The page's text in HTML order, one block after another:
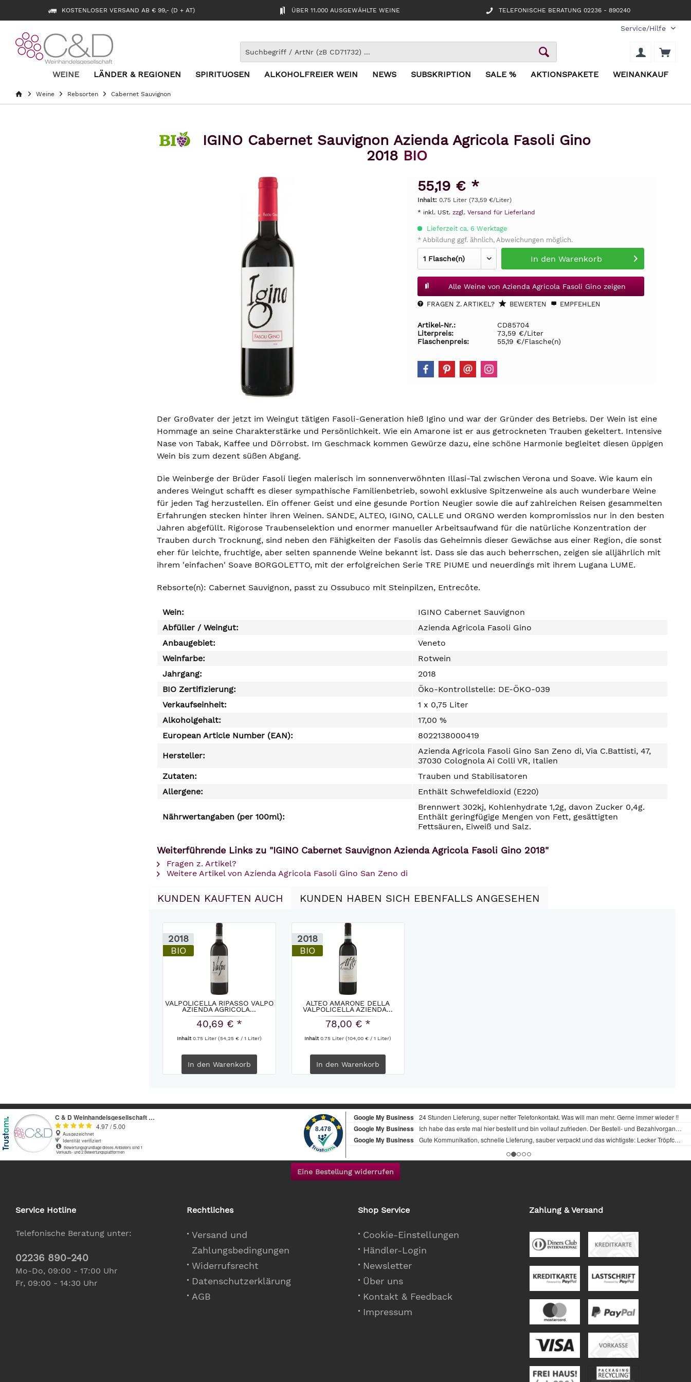
KOSTENLOSER VERSAND AB € 99,- (D + AT) ÜBER 11.000 AUSGEWÄHLTE WEINE TELEFONISCHE BERATUNG 02236 - 890240
Service/Hilfe
WEINE LÄNDER & REGIONEN SPIRITUOSEN ALKOHOLFREIER WEIN NEWS SUBSKRIPTION SALE % AKTIONSPAKETE WEINANKAUF
Weine Rebsorten Cabernet Sauvignon
IGINO Cabernet Sauvignon Azienda Agricola Fasoli Gino
2018 BIO
55,19 € *
Inhalt: 0.75 Liter (73,59 €/Liter)
* inkl. USt. zzgl. Versand für Lieferland
Lieferzeit ca. 6 Werktage
* Abbildung ggf. ähnlich, Abweichungen möglich.
In den Warenkorb
Alle Weine von Azienda Agricola Fasoli Gino zeigen
FRAGEN Z. ARTIKEL? BEWERTEN EMPFEHLEN
Artikel-Nr.:
CD85704
Literpreis:
73,59 €/Liter
Flaschenpreis:
55,19 €/Flasche(n)
Der Großvater der jetzt im Weingut tätigen Fasoli-Generation hieß Igino und war der Gründer des Betriebs. Der Wein ist eine
Hommage an seine Charakterstärke und Persönlichkeit. Wie ein Amarone ist er aus getrockneten Trauben gekeltert. Intensive
Nase von Tabak, Kaffee und Dörrobst. Im Geschmack kommen Gewürze dazu, eine schöne Harmonie begleitet diesen üppigen
Wein bis zum dezent süßen Abgang.
Die Weinberge der Brüder Fasoli liegen malerisch im sonnenverwöhnten Illasi-Tal zwischen Verona und Soave. Wie kaum ein
anderes Weingut schafft es dieser sympathische Familienbetrieb, sowohl exklusive Spitzenweine als auch wunderbare Weine
für jeden Tag herzustellen. Ein offener Geist und eine gesunde Portion Neugier sowie die auf zahlreichen Reisen gesammelten
Erfahrungen stecken hinter ihren Weinen. SANDE, ALTEO, IGINO, CALLE und ORGNO werden kompromisslos nur in den besten
Jahren abgefüllt. Rigorose Traubenselektion und enormer manueller Arbeitsaufwand für die natürliche Konzentration der
Trauben durch Trocknung, sind neben den Fähigkeiten der Fasolis das Geheimnis dieser Gewächse aus einer Region, die sonst
eher für leichte, fruchtige, aber selten spannende Weine bekannt ist. Dass sie das auch beherrschen, zeigen sie alljährlich mit
ihrem 'einfachen' Soave BORGOLETTO, mit der erfolgreichen Serie TRE PIUME und neuerdings mit ihrem Lugana LUME.
Rebsorte(n): Cabernet Sauvignon, passt zu Ossubuco mit Steinpilzen, Entrecôte.
Wein:
IGINO Cabernet Sauvignon
Abfüller / Weingut:
Azienda Agricola Fasoli Gino
Anbaugebiet:
Veneto
Weinfarbe:
Rotwein
Jahrgang:
2018
BIO Zertifizierung:
Öko-Kontrollstelle: DE-ÖKO-039
Verkaufseinheit:
1 x 0,75 Liter
Alkoholgehalt:
17,00 %
European Article Number (EAN):
8022138000419
Hersteller:
Azienda Agricola Fasoli Gino San Zeno di, Via C.Battisti, 47,
37030 Colognola Ai Colli VR, Italien
Zutaten:
Trauben und Stabilisatoren
Allergene:
Enthält Schwefeldioxid (E220)
Nährwertangaben (per 100ml):
Brennwert 302kj, Kohlenhydrate 1,2g, davon Zucker 0,4g.
Enthält geringfügige Mengen von Fett, gesättigten
Fettsäuren, Eiweiß und Salz.
Weiterführende Links zu "IGINO Cabernet Sauvignon Azienda Agricola Fasoli Gino 2018"
Fragen z. Artikel?
Weitere Artikel von Azienda Agricola Fasoli Gino San Zeno di
KUNDEN KAUFTEN AUCH KUNDEN HABEN SICH EBENFALLS ANGESEHEN
2018
BIO
VALPOLICELLA RIPASSO VALPO
AZIENDA AGRICOLA...
40,69 € *
Inhalt0.75 Liter (54,25 € / 1 Liter)
In den Warenkorb
2018
BIO
ALTEO AMARONE DELLA
VALPOLICELLA AZIENDA...
78,00 € *
Inhalt0.75 Liter(104,00 € / 1 Liter)
In den Warenkorb
Eine Bestellung widerrufen
Service Hotline
Telefonische Beratung unter:
02236 890-240
Mo-Do, 09:00 - 17:00 Uhr
Fr, 09:00 - 14:30 Uhr
Rechtliches
Versand und
Zahlungsbedingungen
Widerrufsrecht
Datenschutzerklärung
AGB
Shop Service
Cookie-Einstellungen
Händler-Login
Newsletter
Über uns
Kontakt & Feedback
Impressum
Zahlung & Versand